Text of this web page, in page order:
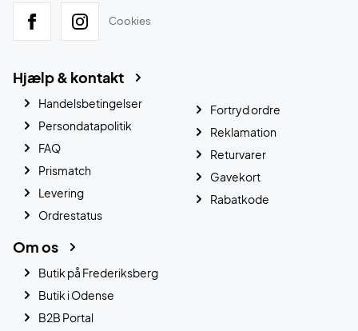
Cookies
Hjælp & kontakt
Handelsbetingelser
Persondatapolitik
FAQ
Prismatch
Levering
Ordrestatus
Fortryd ordre
Reklamation
Returvarer
Gavekort
Rabatkode
Om os
Butik på Frederiksberg
Butik i Odense
B2B Portal